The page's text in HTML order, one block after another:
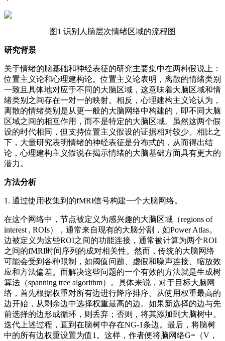
图1 识别人脑层次情绪区域的流程图
研究背景
关于情绪的脑基础和神经表征的研究主要集中在两种假说上：
位置主义论和心理建构论。位置主义论表明，离散的情绪类别
一致且具体地对应于不同的大脑区域，这意味着大脑区域和情
绪类别之间存在一对一的映射。相反，心理建构主义论认为，
离散的情绪类别是从更一般的大脑网络中构建的，即不同大脑
区域之间的相互作用，而不是特定的大脑区域。虽然这两个假
设的时代相同，但支持位置主义假设的证据相对较少。相比之
下，大量研究表明情绪的神经表征是分布式的，从而得出结
论，心理建构主义假说在揭示情绪的大脑基础方面具有更大的
潜力。
方法分析
1. 通过使用收集到的fMRI信号构建一个大脑网络。
在这个网络中，节点被定义为感兴趣的大脑区域（regions of
interest , ROIs），通常来自现有的大脑分割，如Power Atlas。
边被定义为这些ROI之间的功能连接，通常被计算为两个ROI
之间的fMRI时间序列的成对相关性。然而，传统的大脑网络
可能会受到各种限制，如阈值问题、虚假和噪声连接、缩放效
应和方法偏差。而解决这些问题的一个有效的方法就是生成树
算法（spanning tree algorithm）。具体来说，对于目标大脑网
络，首先根据权重对所有边进行降序排序。从使用权重最高的
边开始，从剩余边中选择权重最高的边。如果新选择的边与先
前选择的边形成循环，则丢弃；否则，将其添加到大脑树中。
迭代上述过程，直到在脑树中存在NG-1条边。最后，将脑树
中的所有边权重设置为值1。这样，作者便将脑网络G=（V，